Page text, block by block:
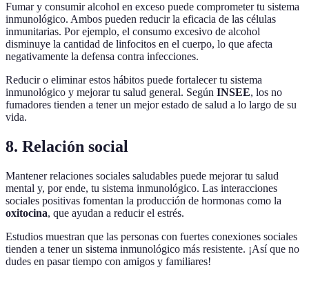
Fumar y consumir alcohol en exceso puede comprometer tu sistema
inmunológico. Ambos pueden reducir la eficacia de las células
inmunitarias. Por ejemplo, el consumo excesivo de alcohol
disminuye la cantidad de linfocitos en el cuerpo, lo que afecta
negativamente la defensa contra infecciones.
Reducir o eliminar estos hábitos puede fortalecer tu sistema
inmunológico y mejorar tu salud general. Según INSEE, los no
fumadores tienden a tener un mejor estado de salud a lo largo de su
vida.
8. Relación social
Mantener relaciones sociales saludables puede mejorar tu salud
mental y, por ende, tu sistema inmunológico. Las interacciones
sociales positivas fomentan la producción de hormonas como la
oxitocina, que ayudan a reducir el estrés.
Estudios muestran que las personas con fuertes conexiones sociales
tienden a tener un sistema inmunológico más resistente. ¡Así que no
dudes en pasar tiempo con amigos y familiares!